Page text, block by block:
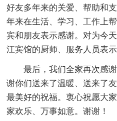
好友多年来的关爱、帮助和
年来在生活、学习、工作上
宾和朋友表示感谢。对为今
江宾馆的厨师、服务人员表示
最后，我们全家再次感
谢你们送来了温暖、送来了
最美好的祝福。衷心祝愿大
家欢乐、万事如意。谢谢！